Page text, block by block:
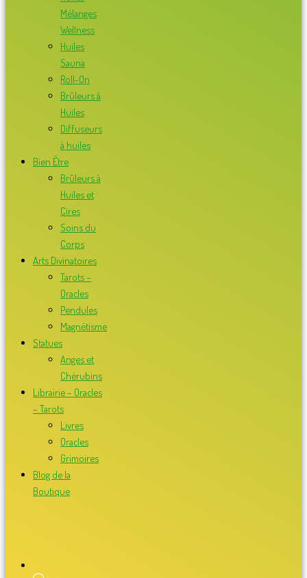
Mélanges
Wellness
Huiles
Sauna
Roll-On
Brûleurs à
Huiles
Diffuseurs
à huiles
Bien Être
Brûleurs à
Huiles et
Cires
Soins du
Corps
Arts Divinatoires
Tarots –
Oracles
Pendules
Magnétisme
Statues
Anges et
Chérubins
Librairie – Oracles
– Tarots
Livres
Oracles
Grimoires
Blog de la
Boutique